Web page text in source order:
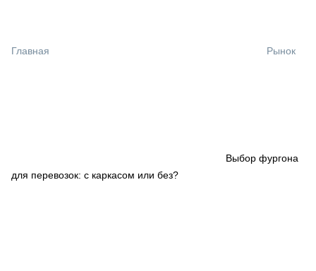
СПЕЦПРОЕКТЫ
Главная Рынок
Выбор фургона
для перевозок: с каркасом или без?